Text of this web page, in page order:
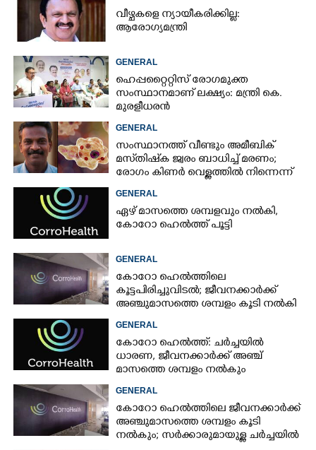
വീഴ്ചകളെ ന്യായീകരിക്കില്ല:
ആരോഗ്യമന്ത്രി
GENERAL
ഹെപ്പറ്റൈറ്റിസ് രോഗമുക്ത
സംസ്ഥാനമാണ് ലക്ഷ്യം: മന്ത്രി കെ.
മുരളീധരൻ
GENERAL
സംസ്ഥാനത്ത് വീണ്ടും അമീബിക്
മസ്‌തിഷ്‌ക ജ്വരം ബാധിച്ച് മരണം;
രോഗം കിണർ വെള്ളത്തിൽ നിന്നെന്ന്
GENERAL
ഏഴ് മാസത്തെ ശമ്പളവും നൽകി,
കോറോ ഹെൽത്ത് പൂട്ടി
GENERAL
കോറോ ഹെൽത്തിലെ
കൂട്ടപിരിച്ചുവിടൽ; ജീവനക്കാർക്ക്
അഞ്ചുമാസത്തെ ശമ്പളം കൂടി നൽകി
GENERAL
കോറോ ഹെൽത്ത്: ചർച്ചയിൽ
ധാരണ, ജീവനക്കാർക്ക് അഞ്ച്
മാസത്തെ ശമ്പളം നൽകും
GENERAL
കോറോ ഹെൽത്തിലെ ജീവനക്കാർക്ക്
അഞ്ചുമാസത്തെ ശമ്പളം കൂടി
നൽകും; സർക്കാരുമായുള്ള ചർച്ചയിൽ